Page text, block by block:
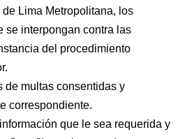
Lima Metropolitana, los
se interpongan contra las
del procedimiento
de multas consentidas y
correspondiente.
que le sea requerida y